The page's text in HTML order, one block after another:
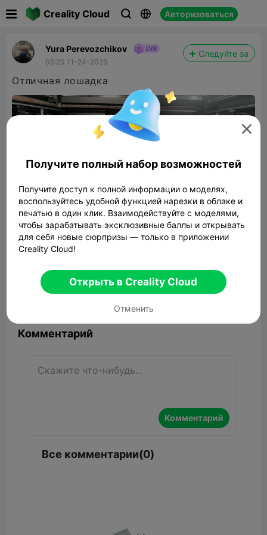
Creality Cloud   Авторизоваться
Yura Perevozchikov
05:20 11-24-2025
Следуйте за
Отличная лошадка
Horse figurine
59.15MB Связанные 3D модели
Комментарий
Комментарий
Все комментарии(0)

Получите полный набор возможностей
Получите доступ к полной информации о моделях,
воспользуйтесь удобной функцией нарезки в облаке и
печатью в один клик. Взаимодействуйте с моделями,
чтобы зарабатывать эксклюзивные баллы и открывать
для себя новые сюрпризы — только в приложении
Creality Cloud!
Открыть в Creality Cloud
Отменить